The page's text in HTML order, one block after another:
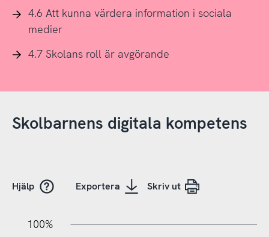
4.6 Att kunna värdera information i sociala
medier
4.7 Skolans roll är avgörande
Skolbarnens digitala kompetens
Hjälp Exportera Skriv ut
100%